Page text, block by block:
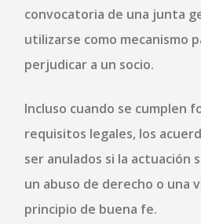
convocatoria de una junta
utilizarse como mecanismo
perjudicar a un socio.
Incluso cuando se cumplen
requisitos legales, los
ser anulados si la actuación
un abuso de derecho o una
principio de buena fe.